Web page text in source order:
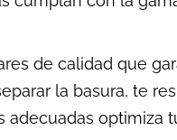
de calidad que
la basura, te
optimiza